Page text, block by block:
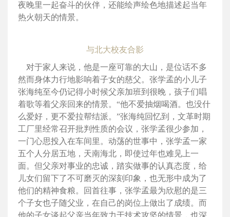
夜晚里一起奋斗的伙伴，还能绘声绘色地描述起当年
热火朝天的情景。
与北大校友合影
对于家人来说，他是一座可靠的大山，是位话不多
然而身体力行地影响着子女的慈父。张学孟的小儿子
张海纯至今仍记得小时候父亲加班到很晚，孩子们唱
着歌等着父亲回来的情景。“他不爱抽烟喝酒。也没什
么爱好，更不爱拉帮结派。”张海纯回忆到，文革时期
工厂里经常召开批判性质的会议，张学孟很少参加，
一门心思投入在车间里。动荡的世事中，张学孟一家
五个人分居五地，天南海北，即使过年也难见上一
面。但父亲对事业的忠诚，踏实做事的认真态度，给
儿女们留下了不可磨灭的深刻印象，也无形中成为了
他们的精神食粮。回首往事，张学孟最为欣慰的是三
个子女也子随父业，在自己的岗位上做出了成绩。而
他的子女谈起父亲当年致力于技术攻坚的情景，也深